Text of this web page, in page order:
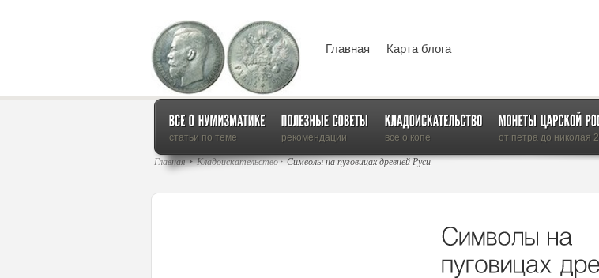
Главная Карта блога
статьи по теме рекомендации все о копе от петра до николая 2
Главная Кладоискательство Символы на пуговицах древней Руси